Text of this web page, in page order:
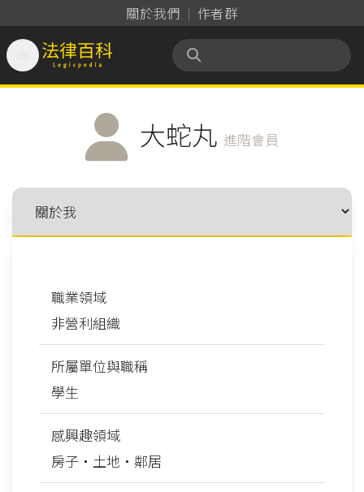
關於我們 作者群
法律百科 Legispedia
大蛇丸 進階會員
職業領域
非營利組織
所屬單位與職稱
學生
感興趣領域
房子‧土地‧鄰居